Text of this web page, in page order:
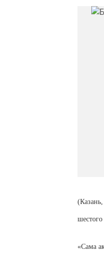
«Сама